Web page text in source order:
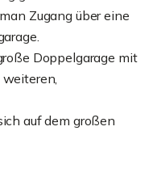
Zugang über eine
Doppelgarage mit
auf dem großen